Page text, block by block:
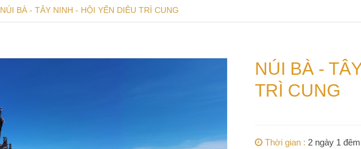
NÚI BÀ - TÂY NINH - HỘI YẾN DIÊU TRÌ CUNG
NÚI BÀ -
TRÌ CUNG
Thời gian : 2 ngày 1 đêm